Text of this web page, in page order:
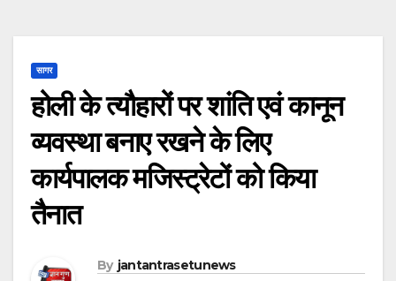
सागर
होली के त्यौहारों पर शांति एवं कानून
व्यवस्था बनाए रखने के लिए
कार्यपालक मजिस्ट्रेटों को किया
तैनात
By jantantrasetunews